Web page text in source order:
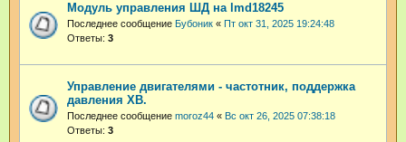
Модуль управления ШД на lmd18245
Последнее сообщение Бубоник « Пт окт 31, 2025 19:24:48
Ответы: 3
Управление двигателями - частотник, поддержка
давления ХВ.
Последнее сообщение moroz44 « Вс окт 26, 2025 07:38:18
Ответы: 3